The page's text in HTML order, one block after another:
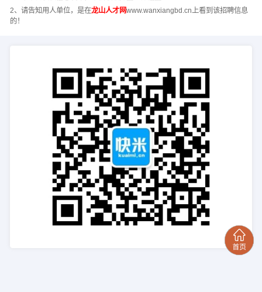
2、请告知用人单位，是在龙山人才网www.wanxiangbd.cn上看到该招聘信息
的！